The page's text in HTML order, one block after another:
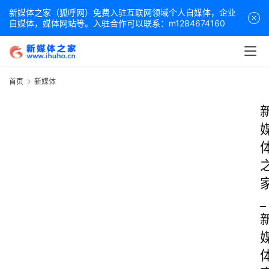
新媒体之家（狐呼网）免费入驻互联网领域个人自媒体，企业
自媒体，媒体网站等。入驻合作可以联系：m1284674160
首页 新媒体